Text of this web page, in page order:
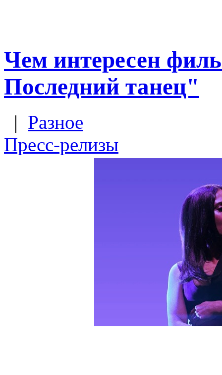
Чем интересен
Последний танец"
| Разное
Пресс-релизы